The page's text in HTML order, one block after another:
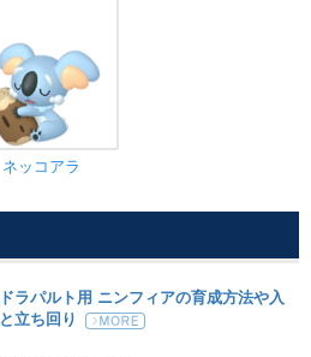
ネッコアラ
ラパルト用 ニンフィアの育成方法や入
立ち回り